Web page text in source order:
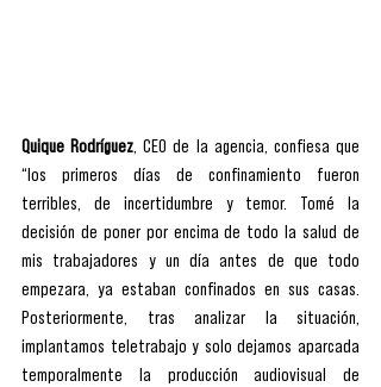
Quique Rodríguez , CEO de la agencia, confiesa que
“los primeros días de confinamiento fueron
terribles, de incertidumbre y temor. Tomé la
decisión de poner por encima de todo la salud de
mis trabajadores y un día antes de que todo
empezara, ya estaban confinados en sus casas.
Posteriormente, tras analizar la situación,
implantamos teletrabajo y solo dejamos aparcada
temporalmente la producción audiovisual de